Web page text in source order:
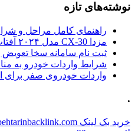
نوشته‌های تازه
راهنمای کامل مراحل و شرایط
مزدا CX-30 مدل ۲۰۲۴ آفتاب خودرو؛ بررسی و مشخصات فنی
ثبت نام سامانه سخا
شرایط واردات خودرو به
واردات خودروی صفر
.
خرید بک لینک behtarinbacklink.com